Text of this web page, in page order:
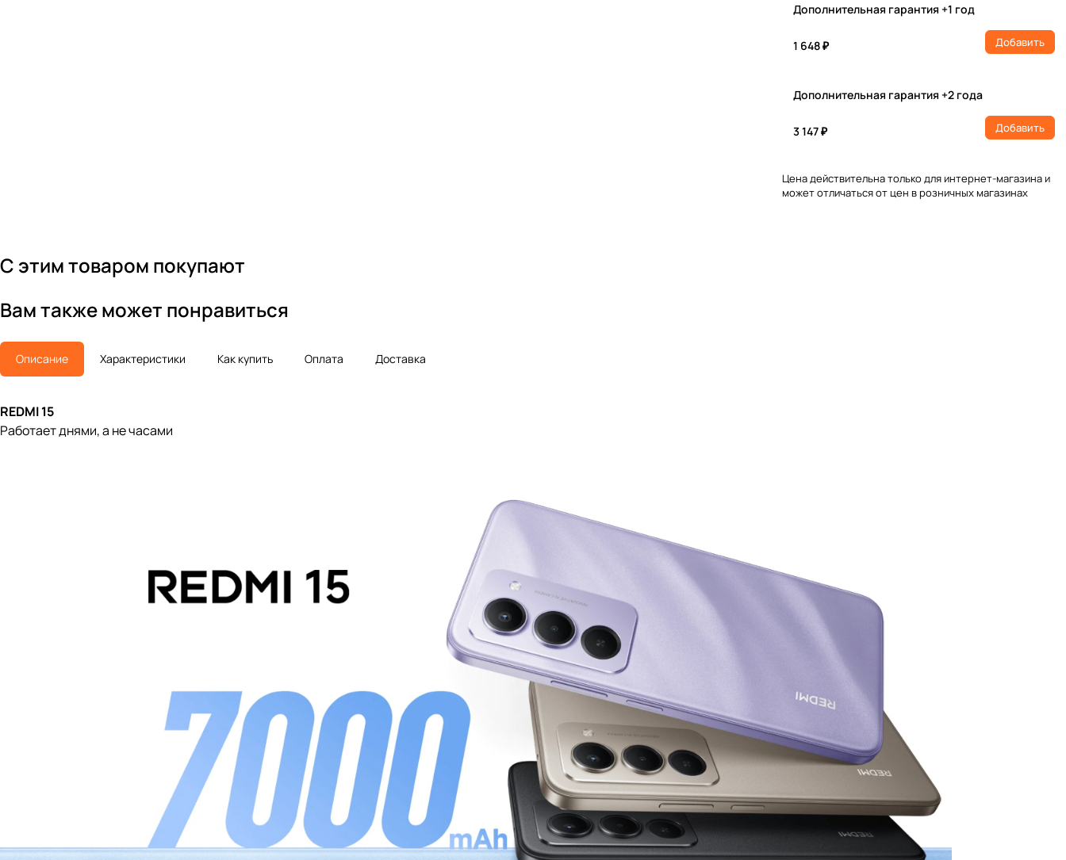
Дополнительная гарантия +1 год
1 648 ₽ Добавить
Дополнительная гарантия +2 года
3 147 ₽ Добавить
Цена действительна только для интернет-магазина и
может отличаться от цен в розничных магазинах
С этим товаром покупают
Вам также может понравиться
Описание Характеристики Как купить Оплата Доставка
REDMI 15
Работает днями, а не часами